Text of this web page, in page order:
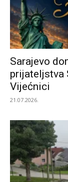
Sarajevo
prijateljstva
Vijećnici
21.07.2026.